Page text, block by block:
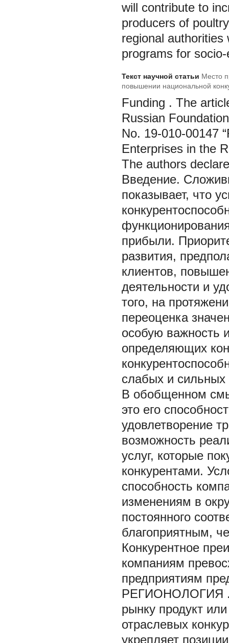
will contribute to
producers of
regional authorities
programs for
Текст научной статьи Место
повышении национальной
Funding . The
Russian
No. 19-010-00147
Enterprises in the
The authors
Введение.
показывает, что
прибыли.
развития,
клиентов,
деятельности и
того, на
переоценка
особую важность
определяющих
слабых и сильных
В обобщенном
это его
удовлетворение
возможность
услуг, которые
конкурентами.
способность
изменениям в
постоянного
благоприятным,
Конкурентное
компаниям
предприятиям
РЕГИОНОЛОГИЯ
рынку продукт
отраслевых
укрепляет